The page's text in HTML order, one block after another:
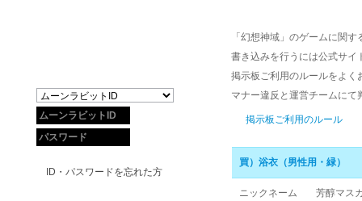
「幻想神域」のゲームに関
書き込みを行うには公式サイ
掲示板ご利用のルールをよ
マナー違反と運営チームに
掲示板ご利用のルール
買）浴衣（男性用・緑）
ニックネーム
芳醇マス
ID・パスワードを忘れた方